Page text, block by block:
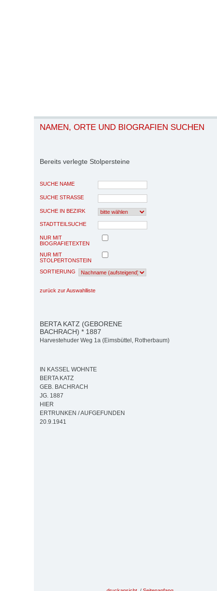
NAMEN, ORTE UND BIOGRAFIEN SUCHEN
Bereits verlegte Stolpersteine
SUCHE NAME
SUCHE STRASSE
SUCHE IN BEZIRK
STADTTEILSUCHE
NUR MIT
BIOGRAFIETEXTEN
NUR MIT
STOLPERTONSTEIN
SORTIERUNG
zurück zur Auswahlliste
BERTA KATZ (GEBORENE
BACHRACH) * 1887
Harvestehuder Weg 1a (Eimsbüttel, Rotherbaum)
IN KASSEL WOHNTE
BERTA KATZ
GEB. BACHRACH
JG. 1887
HIER
ERTRUNKEN / AUFGEFUNDEN
20.9.1941